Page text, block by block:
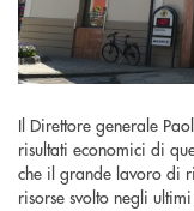
Il Direttore generale
risultati economici di
che il grande lavoro di
risorse svolto negli